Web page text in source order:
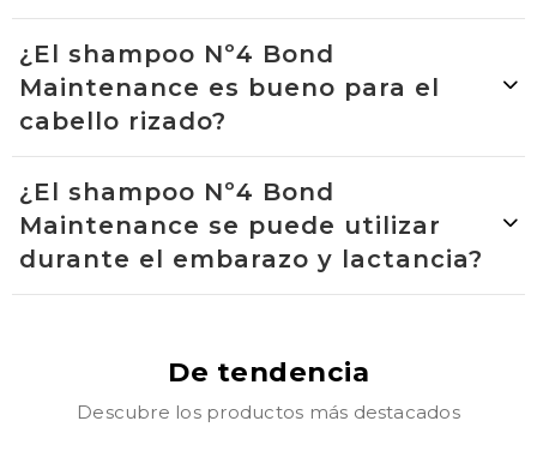
¿El shampoo Nº4 Bond
Maintenance es bueno para el
cabello rizado?
¿El shampoo Nº4 Bond
Maintenance se puede utilizar
durante el embarazo y lactancia?
De tendencia
Descubre los productos más destacados